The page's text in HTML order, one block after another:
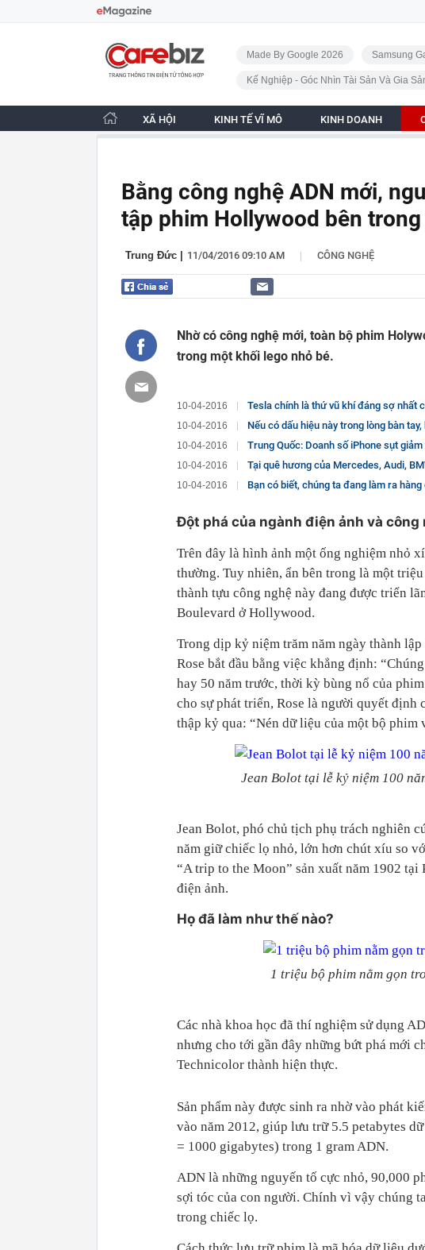
CafeBiz - Trang chủ
Made By Google 2026 Samsung
Kế Nghiệp - Góc Nhìn Tài Sản Và Gia
XÃ HỘI KINH TẾ VĨ MÔ KINH DOANH
Bằng công nghệ ADN mới,
tập phim Hollywood bên
Trung Đức 11/04/2016 09:10 AM | CÔNG NGHỆ
Nhờ có công nghệ mới, toàn bộ phim
trong một khối lego nhỏ bé.
10-04-2016 Tesla chính là thứ vũ khí đáng sợ nhất
10-04-2016 Nếu có dấu hiệu này trong lòng bàn
10-04-2016 Trung Quốc: Doanh số iPhone sụt
10-04-2016 Tại quê hương của Mercedes, Audi,
10-04-2016 Bạn có biết, chúng ta đang làm ra
Đột phá của ngành điện ảnh và
Trên đây là hình ảnh một ống nghiệm nhỏ
thường. Tuy nhiên, ẩn bên trong là một
thành tựu công nghệ này đang được triển
Boulevard ở Hollywood.
Trong dịp kỷ niệm trăm năm ngày thành
Rose bắt đầu bằng việc khẳng định:
hay 50 năm trước, thời kỳ bùng nổ của
cho sự phát triển, Rose là người quyết
thập kỷ qua: “Nén dữ liệu của một bộ phim
Jean Bolot tại lễ kỷ niệm 100
Jean Bolot, phó chủ tịch phụ trách nghiên
năm giữ chiếc lọ nhỏ, lớn hơn chút xíu so
“A trip to the Moon” sản xuất năm 1902
điện ảnh.
Họ đã làm như thế nào?
1 triệu bộ phim nằm gọn
Các nhà khoa học đã thí nghiệm sử dụng
nhưng cho tới gần đây những bứt phá mới
Technicolor thành hiện thực.
Sản phẩm này được sinh ra nhờ vào phát
vào năm 2012, giúp lưu trữ 5.5 petabytes
= 1000 gigabytes) trong 1 gram ADN.
ADN là những nguyến tố cực nhỏ, 90,000
sợi tóc của con người. Chính vì vậy chúng
trong chiếc lọ.